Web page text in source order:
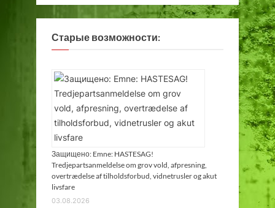
Старые возможности:
Защищено: Emne: HASTESAG!
Tredjepartsanmeldelse om grov vold, afpresning,
overtrædelse af tilholdsforbud, vidnetrusler og akut
livsfare
03.08.2026